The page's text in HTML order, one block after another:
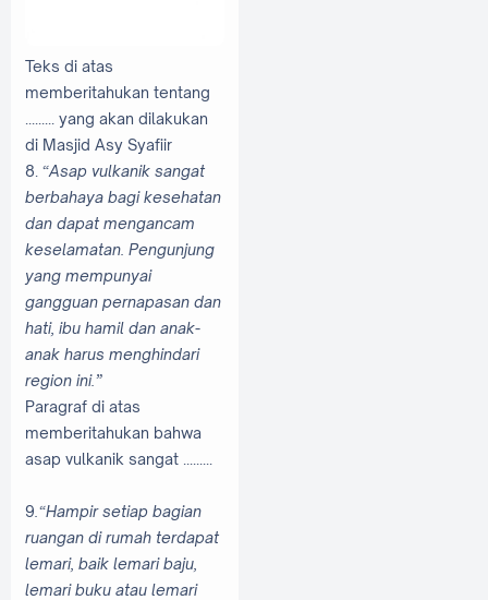
Teks di atas
memberitahukan tentang
......... yang akan dilakukan
di Masjid Asy Syafiir
8. “Asap vulkanik sangat
berbahaya bagi kesehatan
dan dapat mengancam
keselamatan. Pengunjung
yang mempunyai
gangguan pernapasan dan
hati, ibu hamil dan anak-
anak harus menghindari
region ini.”
Paragraf di atas
memberitahukan bahwa
asap vulkanik sangat .........
9.“Hampir setiap bagian
ruangan di rumah terdapat
lemari, baik lemari baju,
lemari buku atau lemari